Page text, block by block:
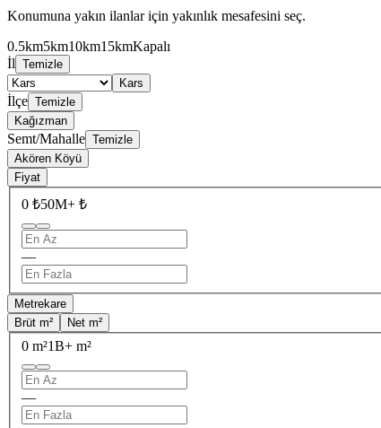
Konumuna yakın ilanlar için yakınlık mesafesini seç.
0.5km5km10km15kmKapalı
İl Temizle
Kars
İlçe Temizle
Kağızman
Semt/Mahalle Temizle
Akören Köyü
Fiyat
0 ₺50M+ ₺
—
Metrekare
Brüt m²
Net m²
0 m²1B+ m²
—